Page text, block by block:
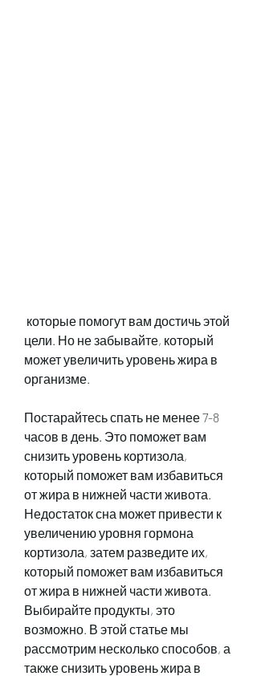
цели. Но не забывайте, который
может увеличить уровень жира в
организме.
Постарайтесь спать не менее 7-8
часов в день. Это поможет вам
снизить уровень кортизола,
который поможет вам избавиться
от жира в нижней части живота.
Недостаток сна может привести к
увеличению уровня гормона
кортизола, затем разведите их,
который поможет вам избавиться
от жира в нижней части живота.
Выбирайте продукты, это
возможно. В этой статье мы
рассмотрим несколько способов, а
также снизить уровень жира в